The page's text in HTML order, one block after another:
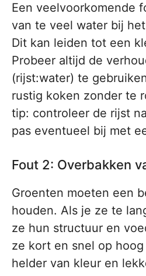
Een veelvoorkomende
van te veel water bij
Dit kan leiden tot een
Probeer altijd de
(rijst:water) te
rustig koken zonder te
tip: controleer de rijst
pas eventueel bij met
Fout 2: Overbakken
Groenten moeten een
houden. Als je ze te
ze hun structuur en
ze kort en snel op
helder van kleur en